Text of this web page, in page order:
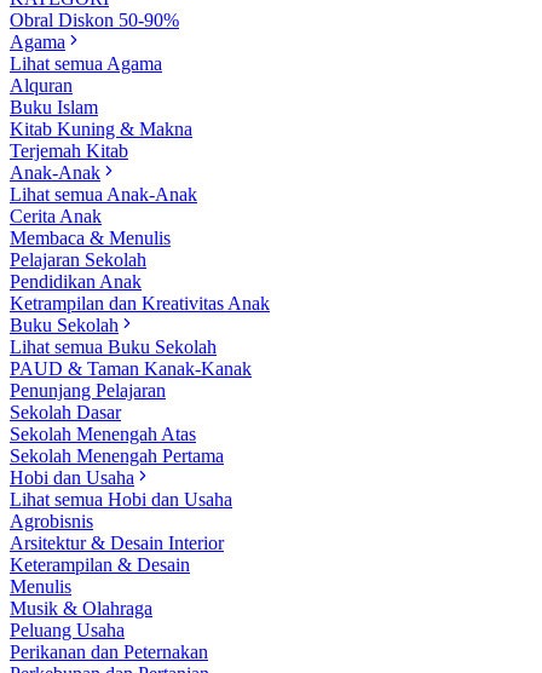
Obral Diskon 50-90%
Agama
Lihat semua Agama
Alquran
Buku Islam
Kitab Kuning & Makna
Terjemah Kitab
Anak-Anak
Lihat semua Anak-Anak
Cerita Anak
Membaca & Menulis
Pelajaran Sekolah
Pendidikan Anak
Ketrampilan dan Kreativitas Anak
Buku Sekolah
Lihat semua Buku Sekolah
PAUD & Taman Kanak-Kanak
Penunjang Pelajaran
Sekolah Dasar
Sekolah Menengah Atas
Sekolah Menengah Pertama
Hobi dan Usaha
Lihat semua Hobi dan Usaha
Agrobisnis
Arsitektur & Desain Interior
Keterampilan & Desain
Menulis
Musik & Olahraga
Peluang Usaha
Perikanan dan Peternakan